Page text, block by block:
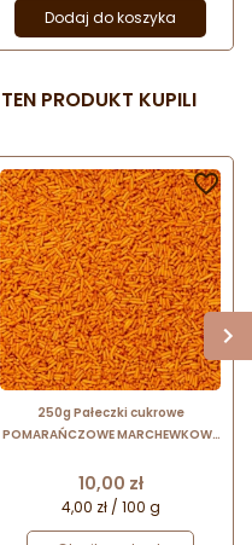
Dodaj do koszyka
PRODUKT KUPILI
250g Pałeczki cukrowe
POMARAŃCZOWE MARCHEWKOWE
Cena
10,00 zł
4,00 zł / 100 g
